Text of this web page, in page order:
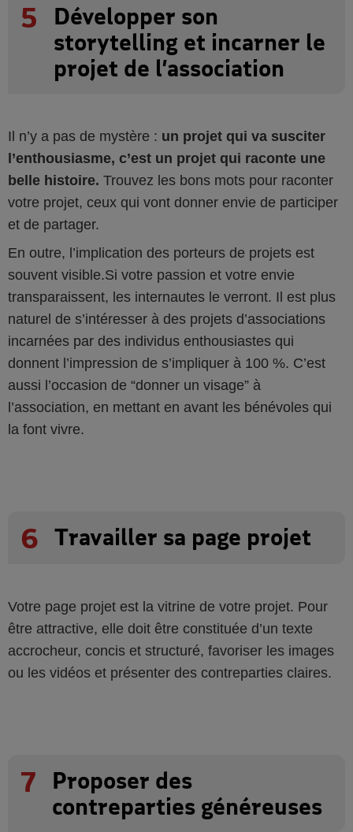
5
Développer son
storytelling et incarner le
projet de l’association
Il n’y a pas de mystère : un projet qui va susciter
l’enthousiasme, c’est un projet qui raconte une
belle histoire. Trouvez les bons mots pour raconter
votre projet, ceux qui vont donner envie de participer
et de partager.
En outre, l’implication des porteurs de projets est
souvent visible.Si votre passion et votre envie
transparaissent, les internautes le verront. Il est plus
naturel de s’intéresser à des projets d’associations
incarnées par des individus enthousiastes qui
donnent l’impression de s’impliquer à 100 %. C’est
aussi l’occasion de “donner un visage” à
l’association, en mettant en avant les bénévoles qui
la font vivre.
6 Travailler sa page projet
Votre page projet est la vitrine de votre projet. Pour
être attractive, elle doit être constituée d’un texte
accrocheur, concis et structuré, favoriser les images
ou les vidéos et présenter des contreparties claires.
7
Proposer des
contreparties généreuses